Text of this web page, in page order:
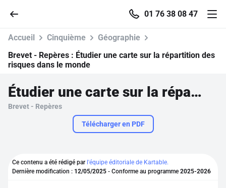
01 76 38 08 47
Parcourir
Se connecter
Accueil Cinquième
Géographie
Brevet - Repères : Étudier une carte sur la répartition des
risques dans le monde
Étudier une carte sur la répartition des risques dans le monde
Brevet - Repères
Télécharger en PDF
Ce contenu a été rédigé par l'équipe éditoriale de Kartable.
Dernière modification : 12/05/2025 - Conforme au programme 2025-2026